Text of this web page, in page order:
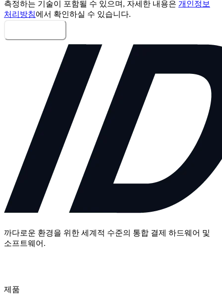
측정하는 기술이 포함될 수 있으며, 자세한 내용은 개인정보
처리방침에서 확인하실 수 있습니다.
까다로운 환경을 위한 세계적 수준의 통합 결제 하드웨어 및
소프트웨어.
제품